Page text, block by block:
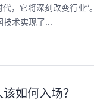
，它将深刻改变行业”
技术实现了...
如何入场？